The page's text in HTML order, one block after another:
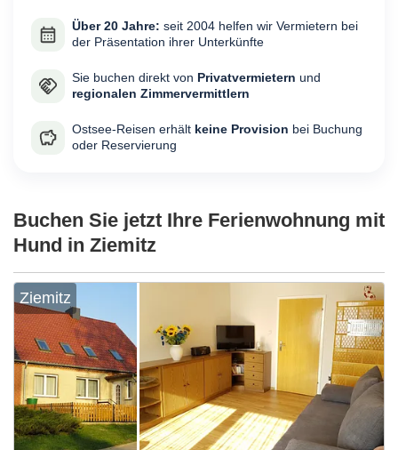
Über 20 Jahre: seit 2004 helfen wir Vermietern bei
der Präsentation ihrer Unterkünfte
Sie buchen direkt von Privatvermietern und
regionalen Zimmervermittlern
Ostsee-Reisen erhält keine Provision bei Buchung
oder Reservierung
Buchen Sie jetzt Ihre Ferienwohnung mit
Hund in Ziemitz
Ziemitz